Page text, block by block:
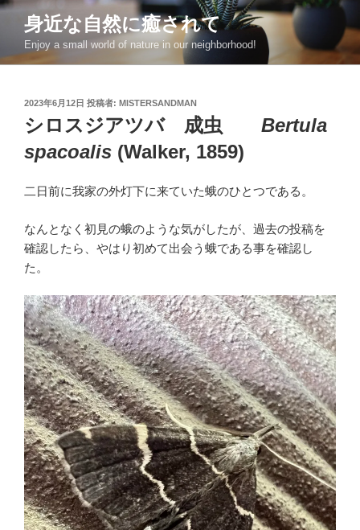
コ
ン
身近な自然に癒されて
Enjoy a small world of nature in our neighborhood!
投
稿
日:
2023年6月12日 投稿者: MISTERSANDMAN
シロスジアツバ 成虫 Bertula
spacoalis (Walker, 1859)
二日前に我家の外灯下に来ていた蛾のひとつである。
なんとなく初見の蛾のような気がしたが、過去の投稿を
確認したら、やはり初めて出会う蛾である事を確認し
た。